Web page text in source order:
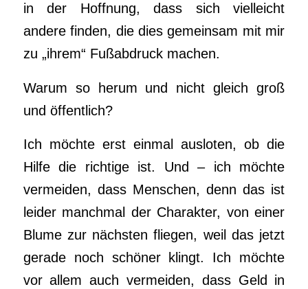
in der Hoffnung, dass sich vielleicht
andere finden, die dies gemeinsam mit mir
zu „ihrem“ Fußabdruck machen.
Warum so herum und nicht gleich groß
und öffentlich?
Ich möchte erst einmal ausloten, ob die
Hilfe die richtige ist. Und – ich möchte
vermeiden, dass Menschen, denn das ist
leider manchmal der Charakter, von einer
Blume zur nächsten fliegen, weil das jetzt
gerade noch schöner klingt. Ich möchte
vor allem auch vermeiden, dass Geld in